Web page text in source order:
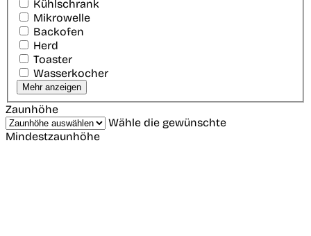
Kühlschrank
Mikrowelle
Backofen
Herd
Toaster
Wasserkocher
Mehr anzeigen
Zaunhöhe
Wähle die gewünschte
Mindestzaunhöhe